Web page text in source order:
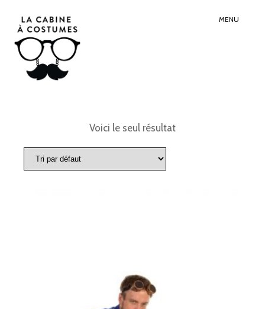
MENU
Voici le seul résultat